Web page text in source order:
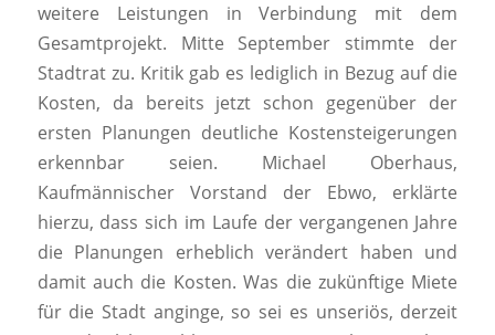
weitere Leistungen in Verbindung mit dem
Gesamtprojekt. Mitte September stimmte der
Stadtrat zu. Kritik gab es lediglich in Bezug auf die
Kosten, da bereits jetzt schon gegenüber der
ersten Planungen deutliche Kostensteigerungen
erkennbar seien. Michael Oberhaus,
Kaufmännischer Vorstand der Ebwo, erklärte
hierzu, dass sich im Laufe der vergangenen Jahre
die Planungen erheblich verändert haben und
damit auch die Kosten. Was die zukünftige Miete
für die Stadt anginge, so sei es unseriös, derzeit